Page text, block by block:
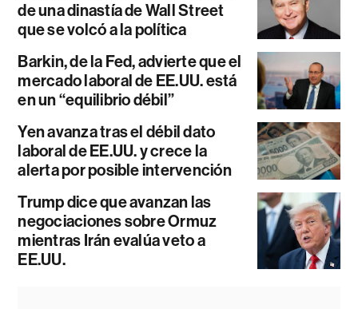
de una dinastía de Wall Street
que se volcó a la política
Barkin, de la Fed, advierte que el
mercado laboral de EE.UU. está
en un “equilibrio débil”
Yen avanza tras el débil dato
laboral de EE.UU. y crece la
alerta por posible intervención
Trump dice que avanzan las
negociaciones sobre Ormuz
mientras Irán evalúa veto a
EE.UU.